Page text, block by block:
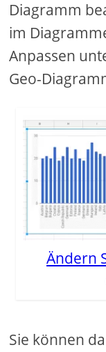
Diagramm
im
Anpassen
Geo-
Ändern
Sie können